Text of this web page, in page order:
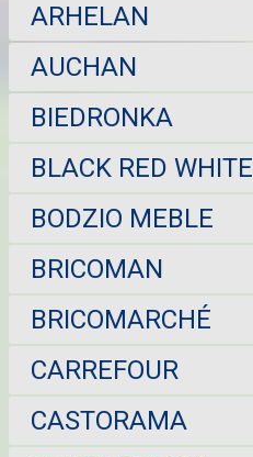
ARHELAN
AUCHAN
BIEDRONKA
BLACK RED WHITE
BODZIO MEBLE
BRICOMAN
BRICOMARCHÉ
CARREFOUR
CASTORAMA